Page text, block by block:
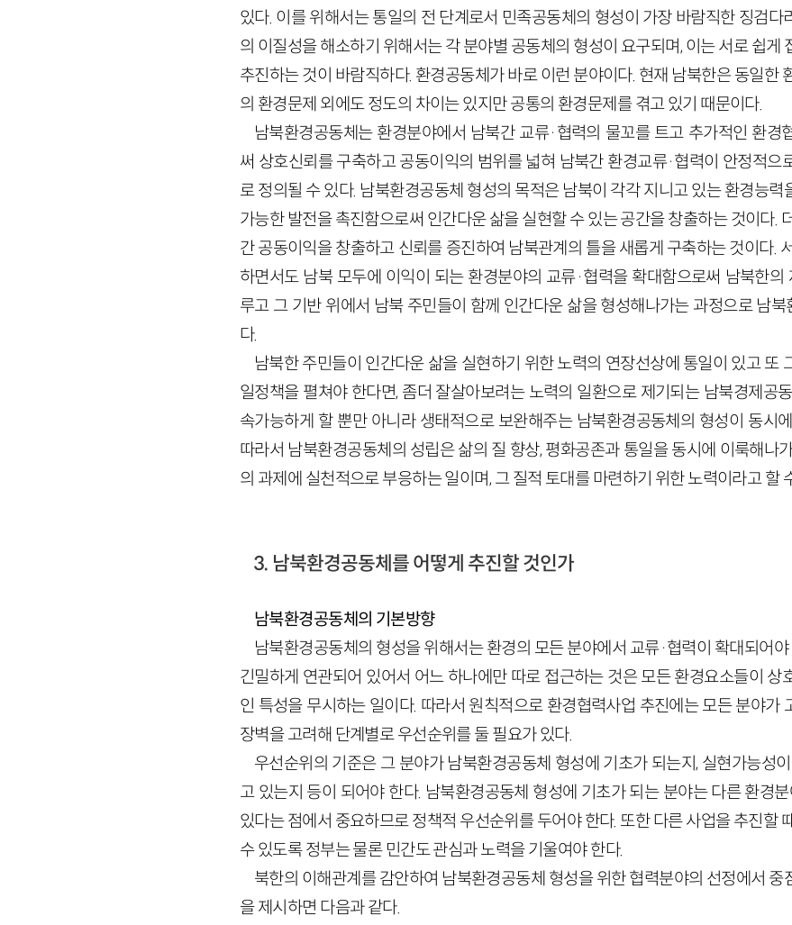
있다. 이를 위해서는 통일의 전 단계로서 민족공동체의 형성이 가장 바람직한 징검다
의 이질성을 해소하기 위해서는 각 분야별 공동체의 형성이 요구되며, 이는 서로 쉽게
추진하는 것이 바람직하다. 환경공동체가 바로 이런 분야이다. 현재 남북한은 동일한
의 환경문제 외에도 정도의 차이는 있지만 공통의 환경문제를 겪고 있기 때문이다.
남북환경공동체는 환경분야에서 남북간 교류·협력의 물꼬를 트고 추가적인 환경
써 상호신뢰를 구축하고 공동이익의 범위를 넓혀 남북간 환경교류·협력이 안정적으
로 정의될 수 있다. 남북환경공동체 형성의 목적은 남북이 각각 지니고 있는 환경능
가능한 발전을 촉진함으로써 인간다운 삶을 실현할 수 있는 공간을 창출하는 것이다.
간 공동이익을 창출하고 신뢰를 증진하여 남북관계의 틀을 새롭게 구축하는 것이다.
하면서도 남북 모두에 이익이 되는 환경분야의 교류·협력을 확대함으로써 남북한의
루고 그 기반 위에서 남북 주민들이 함께 인간다운 삶을 형성해나가는 과정으로 남북
다.
남북한 주민들이 인간다운 삶을 실현하기 위한 노력의 연장선상에 통일이 있고 또
일정책을 펼쳐야 한다면, 좀더 잘살아보려는 노력의 일환으로 제기되는 남북경제공
속가능하게 할 뿐만 아니라 생태적으로 보완해주는 남북환경공동체의 형성이 동시
따라서 남북환경공동체의 성립은 삶의 질 향상, 평화공존과 통일을 동시에 이룩해나
의 과제에 실천적으로 부응하는 일이며, 그 질적 토대를 마련하기 위한 노력이라고 할
3. 남북환경공동체를 어떻게 추진할 것인가
남북환경공동체의 기본방향
남북환경공동체의 형성을 위해서는 환경의 모든 분야에서 교류·협력이 확대되어
긴밀하게 연관되어 있어서 어느 하나에만 따로 접근하는 것은 모든 환경요소들이 상
인 특성을 무시하는 일이다. 따라서 원칙적으로 환경협력사업 추진에는 모든 분야가
장벽을 고려해 단계별로 우선순위를 둘 필요가 있다.
우선순위의 기준은 그 분야가 남북환경공동체 형성에 기초가 되는지, 실현가능성
고 있는지 등이 되어야 한다. 남북환경공동체 형성에 기초가 되는 분야는 다른 환경
있다는 점에서 중요하므로 정책적 우선순위를 두어야 한다. 또한 다른 사업을 추진할
수 있도록 정부는 물론 민간도 관심과 노력을 기울여야 한다.
북한의 이해관계를 감안하여 남북환경공동체 형성을 위한 협력분야의 선정에서 중
을 제시하면 다음과 같다.